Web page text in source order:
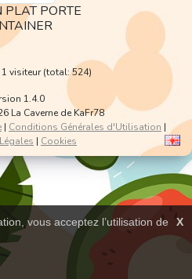
PORTE
visiteur (total: 524)
1.4.0
La Caverne de KaFr78
| Conditions Générales d'Utilisation |
| Cookies
X
vous acceptez l’utilisation de